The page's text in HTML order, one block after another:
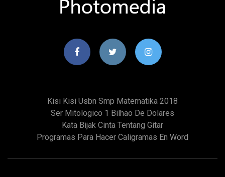
Kisi Kisi Usbn Smp Matematika 2018
Ser Mitologico 1 Bilhao De Dolares
Kata Bijak Cinta Tentang Gitar
Programas Para Hacer Caligramas En Word